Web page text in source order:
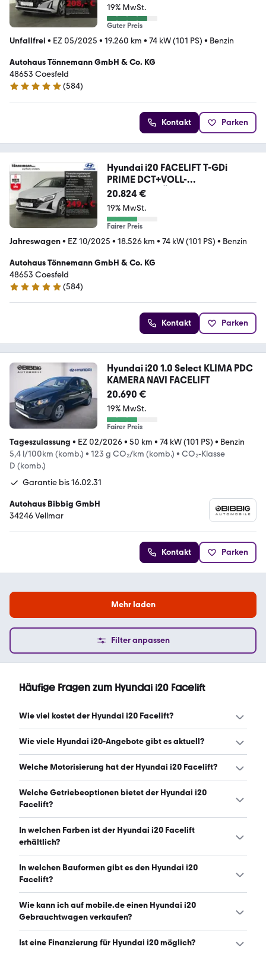
19% MwSt.
Guter Preis
Unfallfrei • EZ 05/2025 • 19.260 km • 74 kW (101 PS) • Benzin
Autohaus Tönnemann GmbH & Co. KG
48653 Coesfeld
4.8 Sterne
(584)
Kontakt Parken
Hyundai i20 FACELIFT T-GDi
PRIME DCT+VOLL-
LED+NAVI+RÜCKF
20.824 €
19% MwSt.
Fairer Preis
Jahreswagen• EZ 10/2025 • 18.526 km • 74 kW (101 PS) • Benzin
Autohaus Tönnemann GmbH & Co. KG
48653 Coesfeld
4.8 Sterne
(584)
Kontakt Parken
Hyundai i20 1.0 Select KLIMA PDC
KAMERA NAVI FACELIFT
20.690 €
19% MwSt.
Fairer Preis
Tageszulassung • EZ 02/2026• 50 km • 74 kW (101 PS) • Benzin
5,4 l/100km (komb.) • 123 g CO₂/km (komb.) • CO₂-Klasse
D (komb.)
Garantie bis 16.02.31
Autohaus Bibbig GmbH
34246 Vellmar
Kontakt Parken
Mehr laden
Filter anpassen
Häufige Fragen zum Hyundai i20 Facelift
Wie viel kostet der Hyundai i20 Facelift?
Ein guter Preis für einen Hyundai i20 Facelift liegt
Wie viele Hyundai i20-Angebote gibt es aktuell?
Es gibt insgesamt 63 Hyundai i20 bei mobile.de, davon 57
Welche Motorisierung hat der Hyundai i20 Facelift?
Der Hyundai i20 Facelift hat Leistungen zwischen 79 und
101 PS. (Stand: 9.8.2026)
Welche Getriebeoptionen bietet der Hyundai i20
Facelift?
Der Hyundai i20 Facelift ist mit manuellem und
automatischem Getriebe erhältlich. (Stand: 9.8.2026)
In welchen Farben ist der Hyundai i20 Facelift
erhältlich?
Den Hyundai i20 Facelift gibt es in folgenden Farben:
schwarz, grau, weiß, blau, grün und rot. Die häufigste
In welchen Bauformen gibt es den Hyundai i20
Facelift?
Den Hyundai i20 Facelift gibt es in folgenden Bauformen:
Kleinwagen. (Stand: 9.8.2026)
Wie kann ich auf mobile.de einen Hyundai i20
Gebrauchtwagen verkaufen?
Alle Informationen zum Verkauf an mobile.de-
Ist eine Finanzierung für Hyundai i20 möglich?